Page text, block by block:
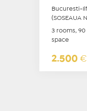
Bucuresti-
(SOSEAUA
3 rooms,
space
2.500